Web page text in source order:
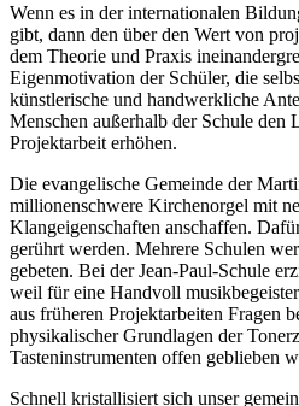
Wenn es in der internationalen
gibt, dann den über den Wert von
dem Theorie und Praxis
Eigenmotivation der Schüler, die
künstlerische und handwerkliche
Menschen außerhalb der Schule den
Projektarbeit erhöhen.
Die evangelische Gemeinde der
millionenschwere Kirchenorgel mit
Klangeigenschaften anschaffen.
gerührt werden. Mehrere Schulen
gebeten. Bei der Jean-Paul-Schule
weil für eine Handvoll
aus früheren Projektarbeiten Fragen
physikalischer Grundlagen der
Tasteninstrumenten offen geblieben
Schnell kristallisiert sich unser